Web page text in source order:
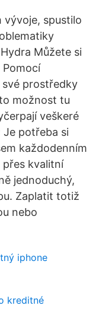
vývoje, spustilo
Můžete si
své prostředky
možnost tu
veškeré
Je potřeba si
každodenním
přes kvalitní
jednoduchý,
Zaplatit totiž
nebo
iphone
kreditné